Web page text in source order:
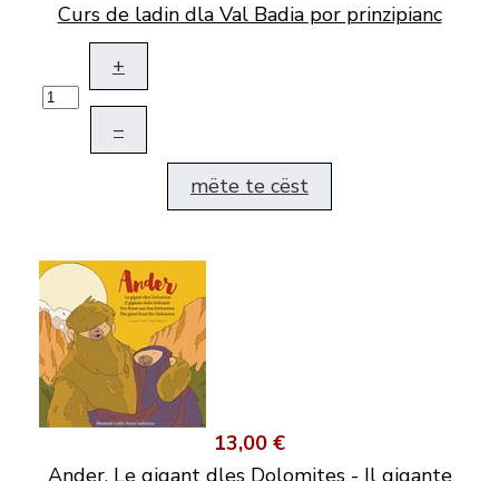
Curs de ladin dla Val Badia por prinzipianc
+
–
mëte te cëst
13,00 €
Ander. Le gigant dles Dolomites - Il gigante